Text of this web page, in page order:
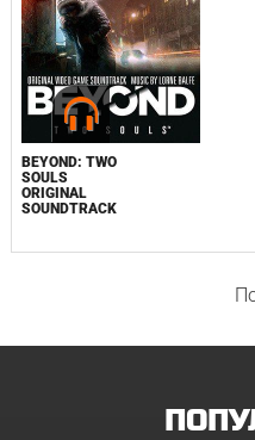
BEYOND: TWO
SOULS
ORIGINAL
SOUNDTRACK